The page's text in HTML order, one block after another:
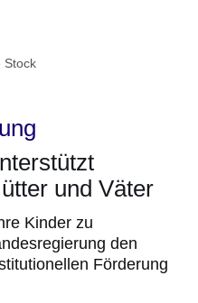
Stock
und Väter
Kinder zu
den
Förderung